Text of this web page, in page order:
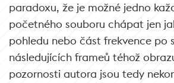
paradoxu, že je možné jedno
početného souboru chápat jen
pohledu nebo část frekvence po
následujících frameů téhož
pozornosti autora jsou tedy